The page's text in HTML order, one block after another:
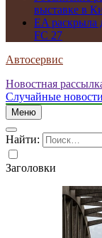
выставке в
EA раскрыла
FC 27
Автосервис
Новостная
Случайные новости
Меню
Найти:
Заголовки